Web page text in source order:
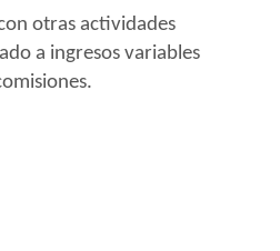
otras actividades
a ingresos variables